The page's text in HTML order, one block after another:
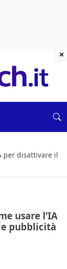
per disattivare il
usare l’IA
pubblicità
×